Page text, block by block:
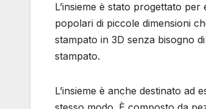
L’insieme è stato progettato
popolari di piccole dimensioni
stampato in 3D senza bisogno
stampato.
L’insieme è anche destinato ad